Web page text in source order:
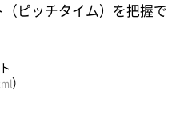
ピッチタイム）を把握で
）